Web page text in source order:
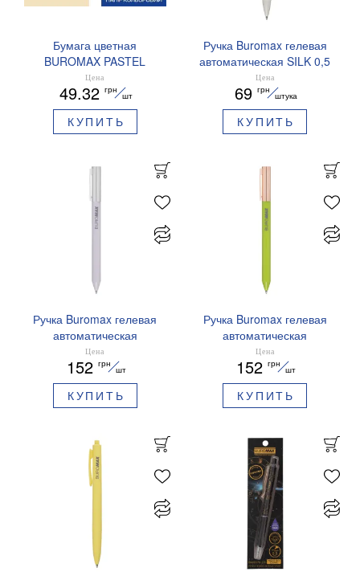
Бумага цветная
BUROMAX PASTEL
EUROMAX 20 арк А4 80 г/
мс BM.2721220E-08
Цена
49.32 грн
шт
КУПИТЬ
Ручка Buromax гелевая
автоматическая SILK 0,5
мм синие чернила
BM.83100
Цена
69 грн
штука
КУПИТЬ
Ручка Buromax гелевая
автоматическая
PRESTIGE SILVER 0,5 мм
синие чернила BM.83102
Цена
152 грн
шт
КУПИТЬ
Ручка Buromax гелевая
автоматическая
PRESTIGE GOLD 0,5 мм
синие чернила BM.83101
Цена
152 грн
шт
КУПИТЬ